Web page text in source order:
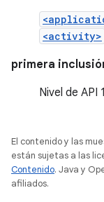
<activity>
primera
Nivel de API 1
El contenido y las
están sujetas a las
Contenido. Java y
afiliados.